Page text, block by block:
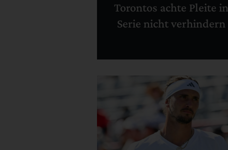
Torontos achte Pleite in
Serie nicht verhindern